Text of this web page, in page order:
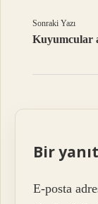
Sonraki Yazı
Kuyumcular
Bir
E-posta